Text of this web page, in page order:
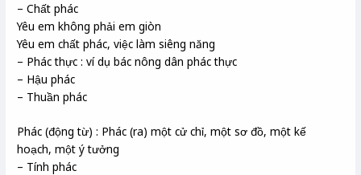
– Chất phác
Yêu em không phải em giòn
Yêu em chất phác, việc làm siêng năng
– Phác thực : ví dụ bác nông dân phác thực
– Hậu phác
– Thuần phác
Phác (động từ) : Phác (ra) một cử chỉ, một sơ đồ, một kế
hoạch, một ý tưởng
– Tính phác